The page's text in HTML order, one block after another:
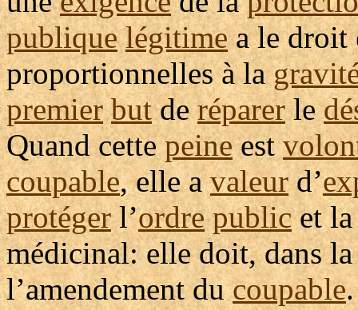
publique légitimea le droit
proportionnellesà la
premier butderéparerle
Quand cettepeineest
coupable, elle avaleurd’
protégerl’ordre publicet
médicinal: elle doit, dans
l’amendementducoupable.